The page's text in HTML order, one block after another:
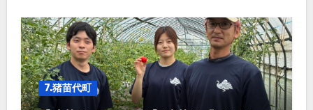
7.猪苗代町